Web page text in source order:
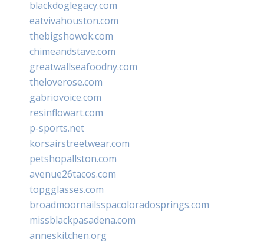
blackdoglegacy.com
eatvivahouston.com
thebigshowok.com
chimeandstave.com
greatwallseafoodny.com
theloverose.com
gabriovoice.com
resinflowart.com
p-sports.net
korsairstreetwear.com
petshopallston.com
avenue26tacos.com
topgglasses.com
broadmoornailsspacoloradosprings.com
missblackpasadena.com
anneskitchen.org